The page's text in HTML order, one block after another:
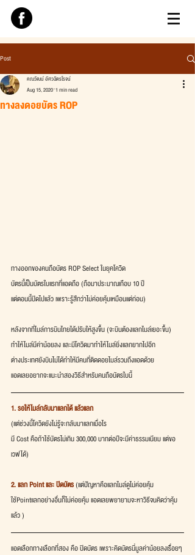
Post
ทางลงดอยบัตร ROP
คณวัฒน์ อัศวฉัตรโรจน์
Aug 15, 2020 1 min read
ทางออกของคนถือบัตร ROP Select ในยุคโควิด
บัตรนี้เป็นบัตรใบแรกที่แอดถือ (ถือมาประมาณเกือบ 10 ปี
แต่ตอนนี้ปิดไปแล้ว เพราะรู้สึกว่าไม่ค่อยคุ้มเหมือนแต่ก่อน)
หลังจากที่ไมล์การบินไทยได้ปรับให้สูงขึ้น (จะบินต้องแลกไมล์เยอะขึ้น)
ทำให้ไมล์มีค่าน้อยลง และมีโควิดมาทำให้ไมล์ยิ่งแลกยากไปอีก
ต่างประเทศยังบินไม่ได้ทำให้มีคนที่ติดดอยไมล์รวมถึงแอดด้วย
แอดเลยอยากจะแนะนำสองวิธีสำหรับคนถือบัตรใบนี้
1. รอให้ไมล์กลับมาแลกได้ แล้วแลก
(แต่ช่วงนี้โควิดยังไม่รู้จะกลับมาแลกเมื่อไร
มี Cost คือถ้าใช้บัตรไม่เกิน 300,000 บาทต่อปีจะมีค่าธรรมเนียม แต่ขอ
เวฟได้)
2. แลก Point และ ปิดบัตร (แต่ปัญหาคือแลกไมล์ดูไม่ค่อยคุ้ม
ใช้Pointแลกอย่างอื่นก็ไม่ค่อยคุ้ม แอดเลยพยายามจะหาวิธีจนคิดว่าคุ้ม
แล้ว )
แอดเลือกทางเลือกที่สอง คือ ปิดบัตร เพราะคิดบัตรนี่มูลค่าน้อยลงเรื่อยๆ